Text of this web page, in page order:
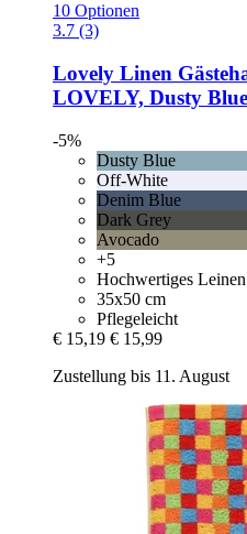
10 Optionen
3.7 (3)
Lovely Linen
LOVELY, Dusty Blue
-5%
Dusty Blue
Off-White
Denim Blue
Dark Grey
Avocado
+5
Hochwertiges Leinen
35x50 cm
Pflegeleicht
€ 15,19 € 15,99
Zustellung bis 11. August